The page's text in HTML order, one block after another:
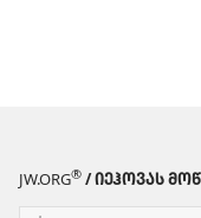
JW.ORG® / ᲘᲔᲰᲝᲕᲐᲡ